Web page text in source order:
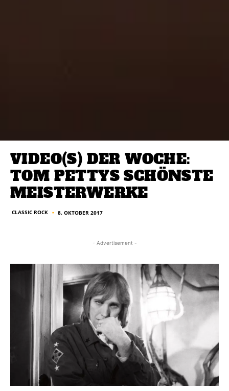
VIDEO(S) DER WOCHE:
TOM PETTYS SCHÖNSTE
MEISTERWERKE
CLASSIC ROCK ■ 8. OKTOBER 2017
- Advertisement -